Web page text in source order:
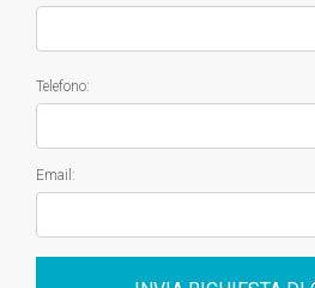
Telefono:
Email: